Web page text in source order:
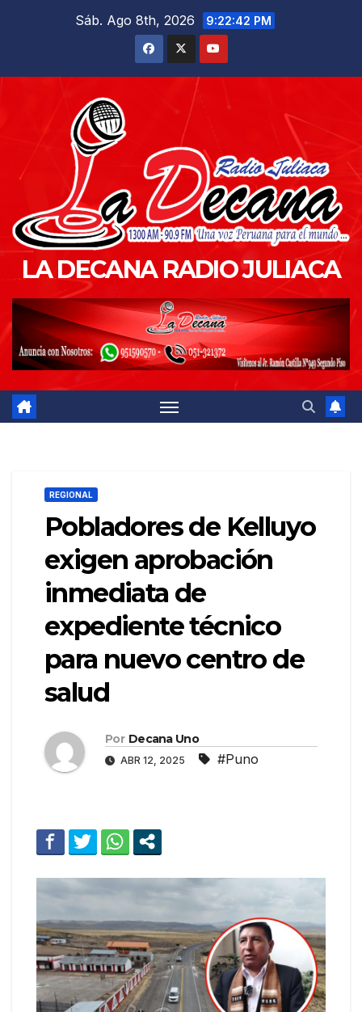
Sáb. Ago 8th, 2026 9:22:43 PM
LA DECANA RADIO JULIACA
REGIONAL
Pobladores de Kelluyo
exigen aprobación
inmediata de
expediente técnico
para nuevo centro de
salud
Por Decana Uno
ABR 12, 2025 #Puno